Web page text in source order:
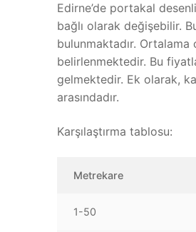
Edirne’de portakal
bağlı olarak değişebilir.
bulunmaktadır.
belirlenmektedir. Bu
gelmektedir. Ek olarak,
arasındadır.
Karşılaştırma tablosu:
Metrekare
1-50